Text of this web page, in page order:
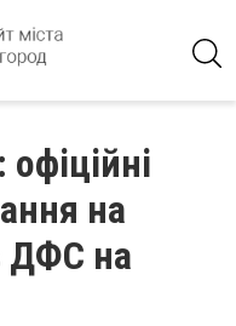
на
ДФС на